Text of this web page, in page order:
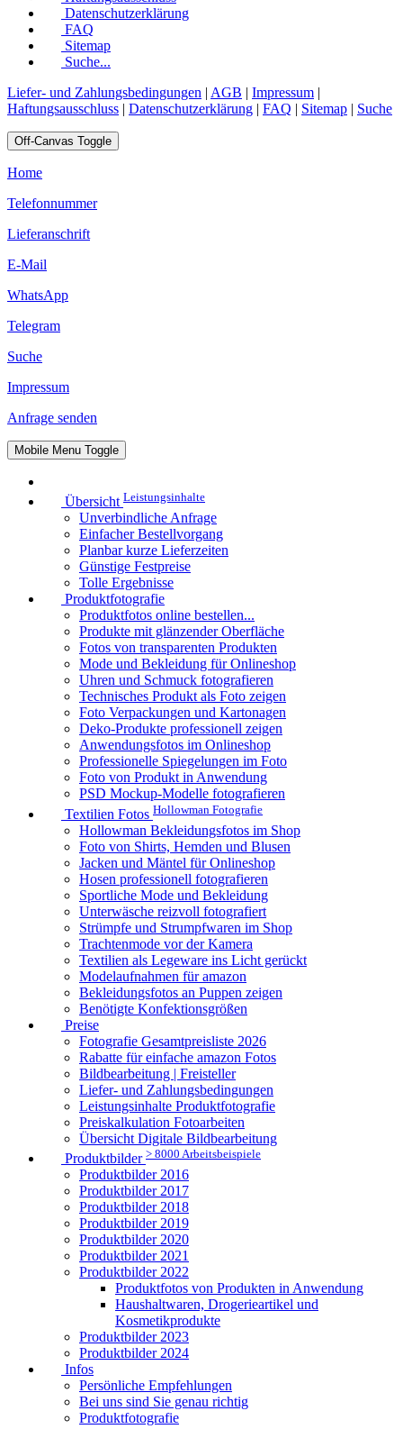
Datenschutzerklärung
FAQ
Sitemap
Suche...
Liefer- und Zahlungsbedingungen | AGB | Impressum |
Haftungsausschluss | Datenschutzerklärung | FAQ | Sitemap | Suche
Off-Canvas Toggle
Home
Telefonnummer
Lieferanschrift
E-Mail
WhatsApp
Telegram
Suche
Impressum
Anfrage senden
Mobile Menu Toggle
Übersicht Leistungsinhalte
Unverbindliche Anfrage
Einfacher Bestellvorgang
Planbar kurze Lieferzeiten
Günstige Festpreise
Tolle Ergebnisse
Produktfotografie
Produktfotos online bestellen...
Produkte mit glänzender Oberfläche
Fotos von transparenten Produkten
Mode und Bekleidung für Onlineshop
Uhren und Schmuck fotografieren
Technisches Produkt als Foto zeigen
Foto Verpackungen und Kartonagen
Deko-Produkte professionell zeigen
Anwendungsfotos im Onlineshop
Professionelle Spiegelungen im Foto
Foto von Produkt in Anwendung
PSD Mockup-Modelle fotografieren
Textilien Fotos Hollowman Fotografie
Hollowman Bekleidungsfotos im Shop
Foto von Shirts, Hemden und Blusen
Jacken und Mäntel für Onlineshop
Hosen professionell fotografieren
Sportliche Mode und Bekleidung
Unterwäsche reizvoll fotografiert
Strümpfe und Strumpfwaren im Shop
Trachtenmode vor der Kamera
Textilien als Legeware ins Licht gerückt
Modelaufnahmen für amazon
Bekleidungsfotos an Puppen zeigen
Benötigte Konfektionsgrößen
Preise
Fotografie Gesamtpreisliste 2026
Rabatte für einfache amazon Fotos
Bildbearbeitung | Freisteller
Liefer- und Zahlungsbedingungen
Leistungsinhalte Produktfotografie
Preiskalkulation Fotoarbeiten
Übersicht Digitale Bildbearbeitung
Produktbilder > 8000 Arbeitsbeispiele
Produktbilder 2016
Produktbilder 2017
Produktbilder 2018
Produktbilder 2019
Produktbilder 2020
Produktbilder 2021
Produktbilder 2022
Produktfotos von Produkten in Anwendung
Haushaltwaren, Drogerieartikel und
Kosmetikprodukte
Produktbilder 2023
Produktbilder 2024
Infos
Persönliche Empfehlungen
Bei uns sind Sie genau richtig
Produktfotografie